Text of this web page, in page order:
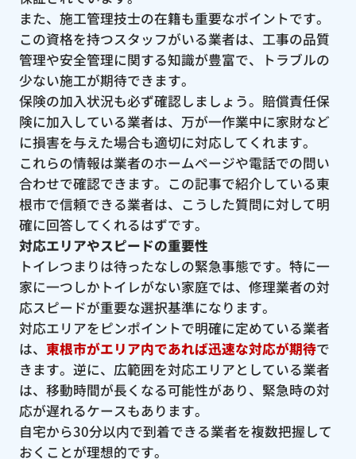
また、施工管理技士の在籍も重要なポイントです。
この資格を持つスタッフがいる業者は、工事の品質
管理や安全管理に関する知識が豊富で、トラブルの
少ない施工が期待できます。
保険の加入状況も必ず確認しましょう。賠償責任保
険に加入している業者は、万が一作業中に家財など
に損害を与えた場合も適切に対応してくれます。
これらの情報は業者のホームページや電話での問い
合わせで確認できます。この記事で紹介している東
根市で信頼できる業者は、こうした質問に対して明
確に回答してくれるはずです。
対応エリアやスピードの重要性
トイレつまりは待ったなしの緊急事態です。特に一
家に一つしかトイレがない家庭では、修理業者の対
応スピードが重要な選択基準になります。
対応エリアをピンポイントで明確に定めている業者
は、 東根市がエリア内であれば迅速な対応が期待で
きます。逆に、広範囲を対応エリアとしている業者
は、移動時間が長くなる可能性があり、緊急時の対
応が遅れるケースもあります。
自宅から30分以内で到着できる業者を複数把握して
おくことが理想的です。